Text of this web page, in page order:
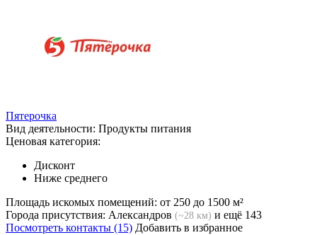
Пятерочка
Вид деятельности: Продукты питания
Ценовая категория:
Дисконт
Ниже среднего
Площадь искомых помещений: от 250 до 1500 м²
Города присутствия: Александров (~28 км) и ещё 143
Посмотреть контакты (15) Добавить в избранное